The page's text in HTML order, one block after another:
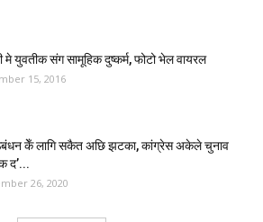
मे युवतीक संग सामूहिक दुष्कर्म, फोटो भेल वायरल
15, 2016
केँ लागि सकैत अछि झटका, कांग्रेस अकेले चुनाव
द’...
26, 2020